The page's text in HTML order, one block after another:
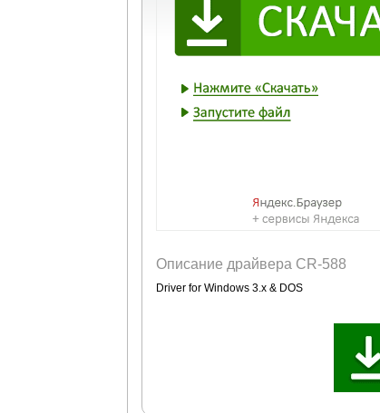
Описание драйвера CR-588
Driver for Windows 3.x & DOS